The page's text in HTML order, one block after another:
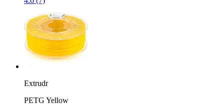
Extrudr
PETG Yellow